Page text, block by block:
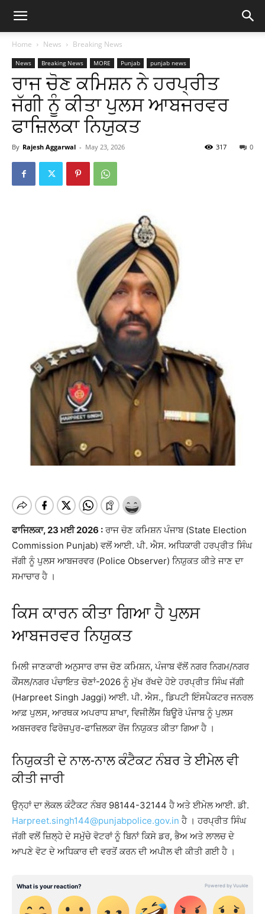
Home News Breaking News
News Breaking News MORE Punjab punjab news
ਰਾਜ ਚੋਣ ਕਮਿਸ਼ਨ ਨੇ ਹਰਪ੍ਰੀਤ
ਜੱਗੀ ਨੂੰ ਕੀਤਾ ਪੁਲਸ ਆਬਜਰਵਰ
ਫਾਜ਼ਿਲਕਾ ਨਿਯੁਕਤ
By Rajesh Aggarwal - May 23, 2026 0
317
ਫਾਜਿਲਕਾ, 23 ਮਈ 2026 : ਰਾਜ ਚੋਣ ਕਮਿਸ਼ਨ ਪੰਜਾਬ (State Election
Commission Punjab) ਵਲੋਂ ਆਈ. ਪੀ. ਐਸ. ਅਧਿਕਾਰੀ ਹਰਪ੍ਰੀਤ ਸਿੰਘ
ਜੱਗੀ ਨੂੰ ਪੁਲਸ ਆਬਜਰਵਰ (Police Observer) ਨਿਯੁਕਤ ਕੀਤੇ ਜਾਣ ਦਾ
ਸਮਾਚਾਰ ਹੈ ।
ਕਿਸ ਕਾਰਨ ਕੀਤਾ ਗਿਆ ਹੈ ਪੁਲਸ
ਆਬਜਰਵਰ ਨਿਯੁਕਤ
ਮਿਲੀ ਜਾਣਕਾਰੀ ਅਨੁਸਾਰ ਰਾਜ ਚੋਣ ਕਮਿਸ਼ਨ, ਪੰਜਾਬ ਵੱਲੋਂ ਨਗਰ ਨਿਗਮ/ਨਗਰ
ਕੌਂਸਲ/ਨਗਰ ਪੰਚਾਇਤ ਚੋਣਾਂ-2026 ਨੂੰ ਮੁੱਖ ਰੱਖਦੇ ਹੋਏ ਹਰਪ੍ਰੀਤ ਸਿੰਘ ਜੱਗੀ
(Harpreet Singh Jaggi) ਆਈ. ਪੀ. ਐਸ., ਡਿਪਟੀ ਇੰਸਪੈਕਟਰ ਜਨਰਲ
ਆਫ਼ ਪੁਲਸ, ਆਰਥਕ ਅਪਰਾਧ ਸ਼ਾਖਾ, ਵਿਜੀਲੈਂਸ ਬਿਊਰੋ ਪੰਜਾਬ ਨੂੰ ਪੁਲਸ
ਅਬਜਰਵਰ ਫਿਰੋਜ਼ਪੁਰ-ਫਾਜ਼ਿਲਕਾ ਰੇਂਜ ਨਿਯੁਕਤ ਕੀਤਾ ਗਿਆ ਹੈ ।
ਨਿਯੁਕਤੀ ਦੇ ਨਾਲ-ਨਾਲ ਕੰਟੈਕਟ ਨੰਬਰ ਤੇ ਈਮੇਲ ਵੀ
ਕੀਤੀ ਜਾਰੀ
ਉਨ੍ਹਾਂ ਦਾ ਲੋਕਲ ਕੰਟੈਕਟ ਨੰਬਰ 98144-32144 ਹੈ ਅਤੇ ਈਮੇਲ ਆਈ. ਡੀ.
Harpreet.singh144@punjabpolice.gov.in ਹੈ । ਹਰਪ੍ਰੀਤ ਸਿੰਘ
ਜੱਗੀ ਵਲੋਂ ਜ਼ਿਲ੍ਹੇ ਦੇ ਸਮੁੱਚੇ ਵੋਟਰਾਂ ਨੂੰ ਬਿਨਾਂ ਕਿਸੇ ਡਰ, ਭੈਅ ਅਤੇ ਲਾਲਚ ਦੇ
ਆਪਣੇ ਵੋਟ ਦੇ ਅਧਿਕਾਰ ਦੀ ਵਰਤੋਂ ਕਰਨ ਦੀ ਅਪੀਲ ਵੀ ਕੀਤੀ ਗਈ ਹੈ ।